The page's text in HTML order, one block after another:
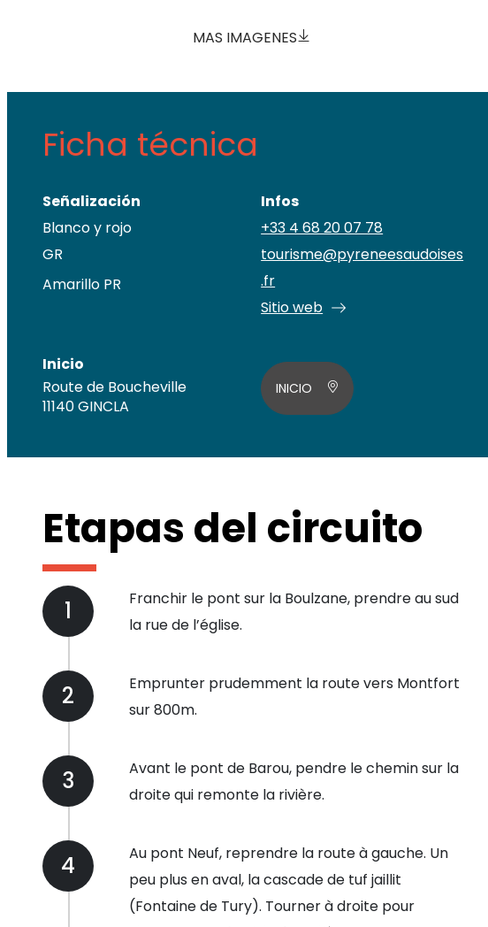
MAS IMAGENES
Ficha técnica
Señalización
Blanco y rojo
GR
Amarillo PR
Infos
+33 4 68 20 07 78
tourisme@pyreneesaudoises
.fr
Sitio web
Inicio
Route de Boucheville
11140 GINCLA
INICIO
Etapas del circuito
1
Franchir le pont sur la Boulzane, prendre au sud
la rue de l’église.
2
Emprunter prudemment la route vers Montfort
sur 800m.
3
Avant le pont de Barou, pendre le chemin sur la
droite qui remonte la rivière.
4
Au pont Neuf, reprendre la route à gauche. Un
peu plus en aval, la cascade de tuf jaillit
(Fontaine de Tury). Tourner à droite pour